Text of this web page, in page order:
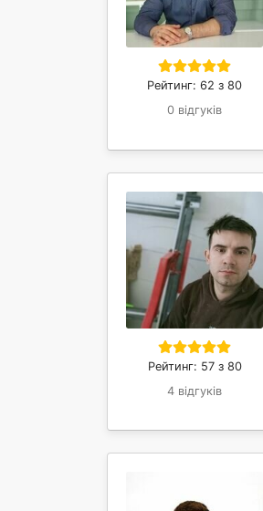
Рейтинг: 62 з 80
0 відгуків
Рейтинг: 57 з 80
4 відгуків